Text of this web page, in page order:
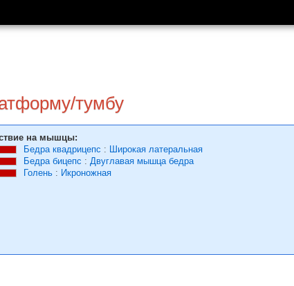
тумбу
на мышцы:
Бедра квадрицепс : Широкая латеральная
Бедра бицепс : Двуглавая мышца бедра
Голень : Икроножная